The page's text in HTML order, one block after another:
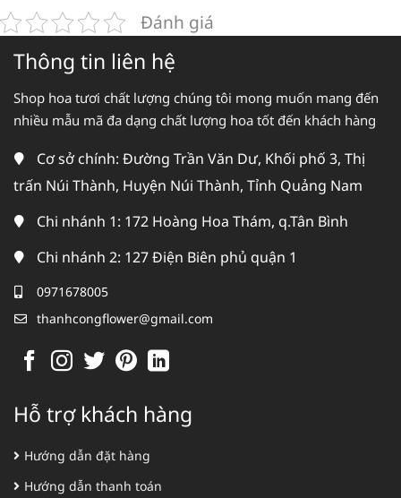
Đánh giá
Thông tin liên hệ
Shop hoa tươi chất lượng chúng tôi mong muốn mang đến
nhiều mẫu mã đa dạng chất lượng hoa tốt đến khách hàng
Cơ sở chính: Đường Trần Văn Dư, Khối phố 3, Thị
trấn Núi Thành, Huyện Núi Thành, Tỉnh Quảng Nam
Chi nhánh 1: 172 Hoàng Hoa Thám, q.Tân Bình
Chi nhánh 2: 127 Điện Biên phủ quận 1
0971678005
thanhcongflower@gmail.com
Hỗ trợ khách hàng
Hướng dẫn đặt hàng
Hướng dẫn thanh toán